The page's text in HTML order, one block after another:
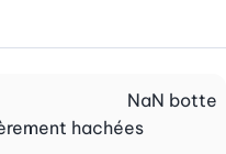
hachées
NaN botte